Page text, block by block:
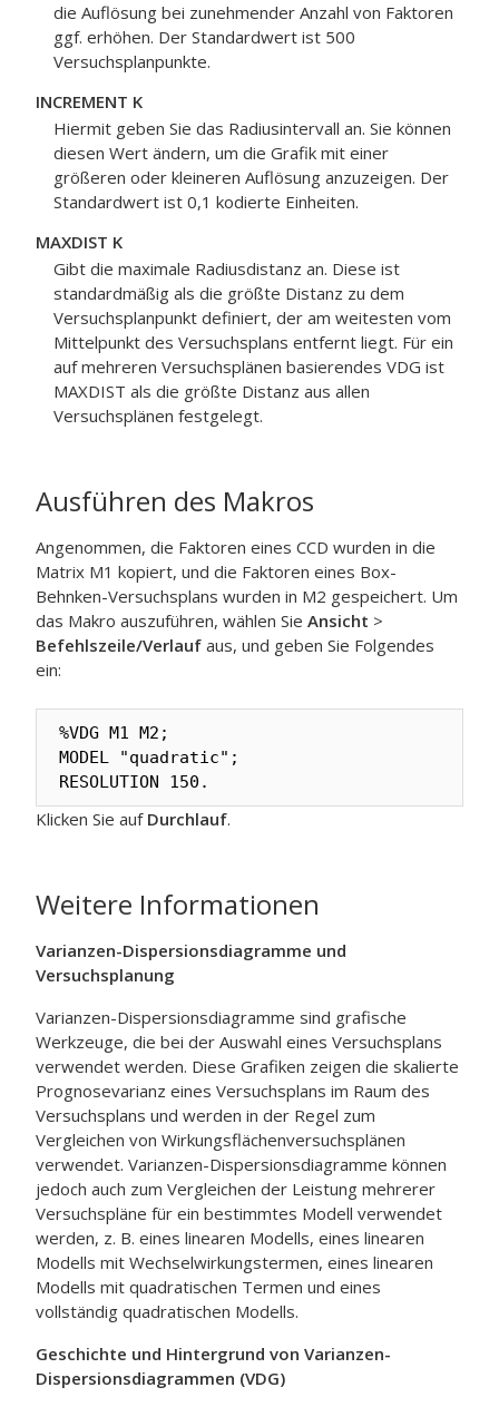
die Auflösung bei zunehmender Anzahl von Faktoren
ggf. erhöhen. Der Standardwert ist 500
Versuchsplanpunkte.
INCREMENT K
Hiermit geben Sie das Radiusintervall an. Sie können
diesen Wert ändern, um die Grafik mit einer
größeren oder kleineren Auflösung anzuzeigen. Der
Standardwert ist 0,1 kodierte Einheiten.
MAXDIST K
Gibt die maximale Radiusdistanz an. Diese ist
standardmäßig als die größte Distanz zu dem
Versuchsplanpunkt definiert, der am weitesten vom
Mittelpunkt des Versuchsplans entfernt liegt. Für ein
auf mehreren Versuchsplänen basierendes VDG ist
MAXDIST als die größte Distanz aus allen
Versuchsplänen festgelegt.
Ausführen des Makros
Angenommen, die Faktoren eines CCD wurden in die
Matrix M1 kopiert, und die Faktoren eines Box-
Behnken-Versuchsplans wurden in M2 gespeichert. Um
das Makro auszuführen, wählen Sie Ansicht >
Befehlszeile/Verlauf aus, und geben Sie Folgendes
ein:
%VDG M1 M2;
MODEL "quadratic";
RESOLUTION 150.
Klicken Sie auf Durchlauf.
Weitere Informationen
Varianzen-Dispersionsdiagramme und
Versuchsplanung
Varianzen-Dispersionsdiagramme sind grafische
Werkzeuge, die bei der Auswahl eines Versuchsplans
verwendet werden. Diese Grafiken zeigen die skalierte
Prognosevarianz eines Versuchsplans im Raum des
Versuchsplans und werden in der Regel zum
Vergleichen von Wirkungsflächenversuchsplänen
verwendet. Varianzen-Dispersionsdiagramme können
jedoch auch zum Vergleichen der Leistung mehrerer
Versuchspläne für ein bestimmtes Modell verwendet
werden, z. B. eines linearen Modells, eines linearen
Modells mit Wechselwirkungstermen, eines linearen
Modells mit quadratischen Termen und eines
vollständig quadratischen Modells.
Geschichte und Hintergrund von Varianzen-
Dispersionsdiagrammen (VDG)